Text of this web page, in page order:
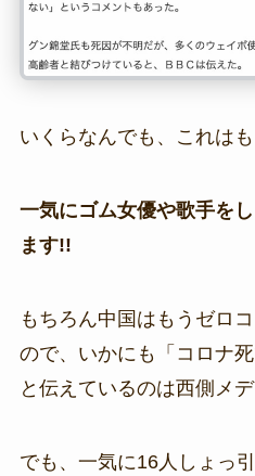
いくらなんでも、これは
一気にゴム女優や歌手を
ます!!
もちろん中国はもうゼロ
ので、いかにも「コロナ
と伝えているのは西側メデ
でも、一気に16人しょっ